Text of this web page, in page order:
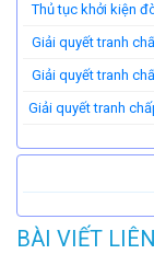
Thủ tục khởi kiện
Giải quyết tranh
Giải quyết tranh
​Giải quyết tranh
BÀI VIẾT